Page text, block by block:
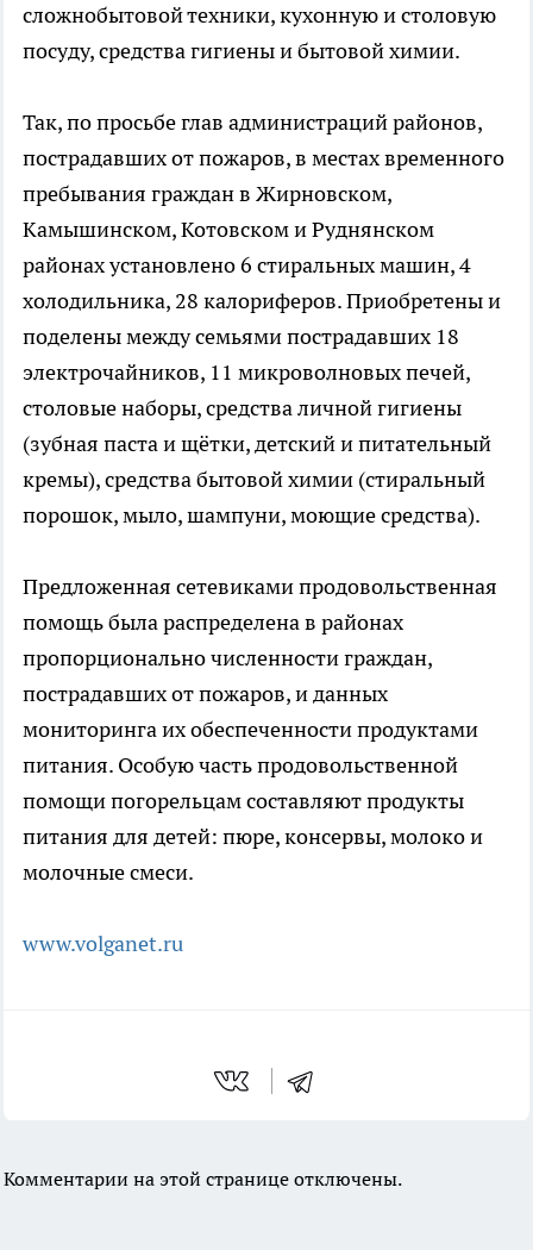
сложнобытовой техники, кухонную и столовую
посуду, средства гигиены и бытовой химии.
Так, по просьбе глав администраций районов,
пострадавших от пожаров, в местах временного
пребывания граждан в Жирновском,
Камышинском, Котовском и Руднянском
районах установлено 6 стиральных машин, 4
холодильника, 28 калориферов. Приобретены и
поделены между семьями пострадавших 18
электрочайников, 11 микроволновых печей,
столовые наборы, средства личной гигиены
(зубная паста и щётки, детский и питательный
кремы), средства бытовой химии (стиральный
порошок, мыло, шампуни, моющие средства).
Предложенная сетевиками продовольственная
помощь была распределена в районах
пропорционально численности граждан,
пострадавших от пожаров, и данных
мониторинга их обеспеченности продуктами
питания. Особую часть продовольственной
помощи погорельцам составляют продукты
питания для детей: пюре, консервы, молоко и
молочные смеси.
www.volganet.ru
Комментарии на этой странице отключены.